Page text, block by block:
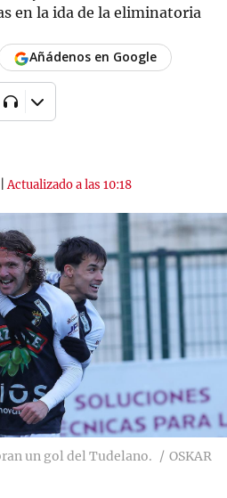
en la ida de la eliminatoria
|Actualizado a las 10:18
Añádenos en Google
un gol del Tudelano.
OSKAR